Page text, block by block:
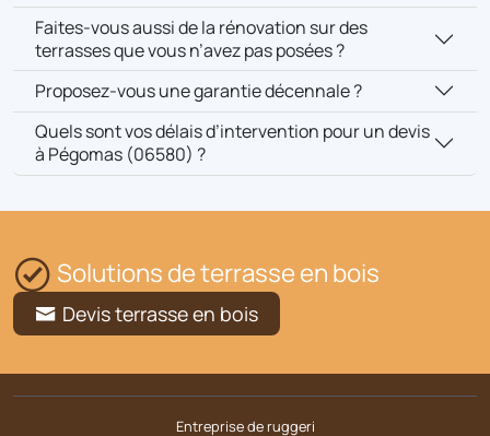
Faites-vous aussi de la rénovation sur des
terrasses que vous n’avez pas posées ?
Proposez-vous une garantie décennale ?
Quels sont vos délais d’intervention pour un devis
à Pégomas (06580) ?
Solutions de terrasse en bois
Devis terrasse en bois
Entreprise de ruggeri